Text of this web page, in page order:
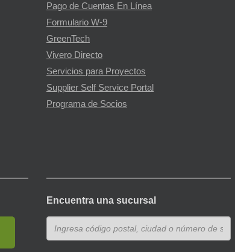
Pago de Cuentas En Línea
Formulario W-9
GreenTech
Vivero Directo
Servicios para Proyectos
Supplier Self Service Portal
Programa de Socios
Encuentra una sucursal